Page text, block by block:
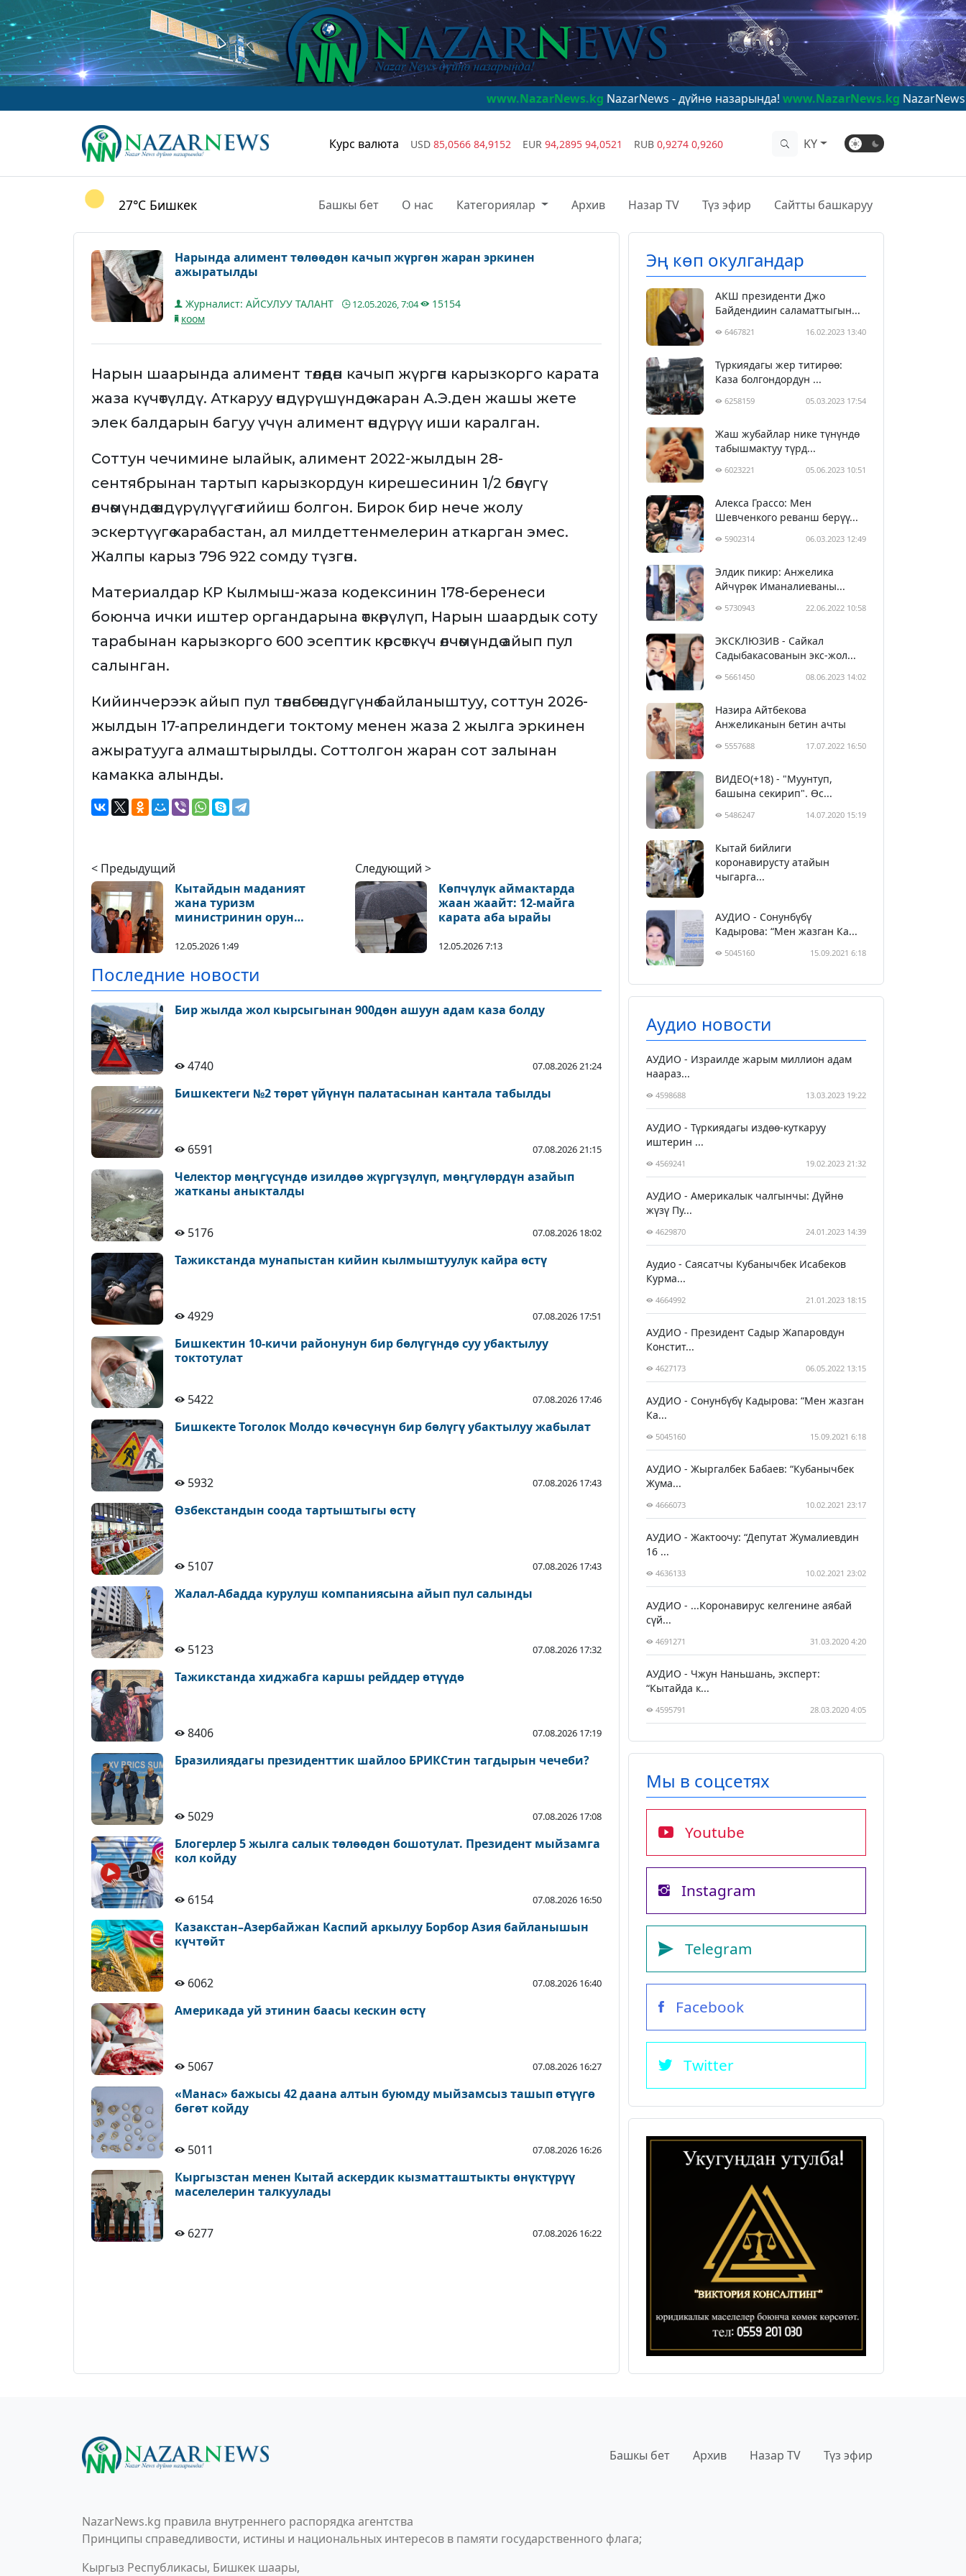
www.NazarNews.kgNazarNews - дүйнө назарында!www.NazarNews.kgNazarNews - в
Курс валюта USD 85,0566 84,9152 EUR 94,2895 94,0521 RUB 0,9274 0,9260 KY
27°C Бишкек Башкы бет О нас Категориялар Архив Назар TV Түз эфир Сайтты башкаруу
Нарында алимент төлөөдөн качып жүргөн жаран эркинен
ажыратылды
Журналист: АЙСУЛУУ ТАЛАНТ 12.05.2026, 7:04
15154
коом
Нарын шаарында алимент төлөөдөн качып жүргөн карызкорго карата
жаза күчөтүлдү. Аткаруу өндүрүшүндө жаран А.Э.ден жашы жете
элек балдарын багуу үчүн алимент өндүрүү иши каралган.
Соттун чечимине ылайык, алимент 2022-жылдын 28-
сентябрынан тартып карызкордун кирешесинин 1/2 бөлүгү
өлчөмүндө өндүрүлүүгө тийиш болгон. Бирок бир нече жолу
эскертүүгө карабастан, ал милдеттенмелерин аткарган эмес.
Жалпы карыз 796 922 сомду түзгөн.
Материалдар КР Кылмыш-жаза кодексинин 178-беренеси
боюнча ички иштер органдарына өткөрүлүп, Нарын шаардык соту
тарабынан карызкорго 600 эсептик көрсөткүч өлчөмүндө айып пул
салынган.
Кийинчерээк айып пул төлөнбөгөндүгүнө байланыштуу, соттун 2026-
жылдын 17-апрелиндеги токтому менен жаза 2 жылга эркинен
ажыратууга алмаштырылды. Соттолгон жаран сот залынан
камакка алынды.
< Предыдущий
Кытайдын маданият
жана туризм
министринин орун
музейине келди
12.05.2026 1:49
Следующий >
Көпчүлүк аймактарда
жаан жаайт: 12-майга
карата аба ырайы
12.05.2026 7:13
Последние новости
Бир жылда жол кырсыгынан 900дөн ашуун адам каза болду
4740 07.08.2026 21:24
Бишкектеги №2 төрөт үйүнүн палатасынан кантала табылды
6591 07.08.2026 21:15
Челектор мөңгүсүндө изилдөө жүргүзүлүп, мөңгүлөрдүн азайып
жатканы аныкталды
5176 07.08.2026 18:02
Тажикстанда мунапыстан кийин кылмыштуулук кайра өстү
4929 07.08.2026 17:51
Бишкектин 10-кичи районунун бир бөлүгүндө суу убактылуу
токтотулат
5422 07.08.2026 17:46
Бишкекте Тоголок Молдо көчөсүнүн бир бөлүгү убактылуу жабылат
5932 07.08.2026 17:43
Өзбекстандын соода тартыштыгы өстү
5107 07.08.2026 17:43
Жалал-Абадда курулуш компаниясына айып пул салынды
5123 07.08.2026 17:32
Тажикстанда хиджабга каршы рейддер өтүүдө
8406 07.08.2026 17:19
Бразилиядагы президенттик шайлоо БРИКСтин тагдырын чечеби?
5029 07.08.2026 17:08
Блогерлер 5 жылга салык төлөөдөн бошотулат. Президент мыйзамга
кол койду
6154 07.08.2026 16:50
Казакстан–Азербайжан Каспий аркылуу Борбор Азия байланышын
күчтөйт
6062 07.08.2026 16:40
Америкада уй этинин баасы кескин өстү
5067 07.08.2026 16:27
«Манас» бажысы 42 даана алтын буюмду мыйзамсыз ташып өтүүгө
бөгөт койду
5011 07.08.2026 16:26
Кыргызстан менен Кытай аскердик кызматташтыкты өнүктүрүү
маселелерин талкуулады
6277 07.08.2026 16:22
Эң көп окулгандар
АКШ президенти Джо
Байдендиин саламаттыгын...
6467821 16.02.2023 13:40
Түркиядагы жер титирөө:
Каза болгондордун ...
6258159 05.03.2023 17:54
Жаш жубайлар нике түнүндө
табышмактуу түрд...
6023221 05.06.2023 10:51
Алекса Грассо: Мен
Шевченкого реванш берүү...
5902314 06.03.2023 12:49
Элдик пикир: Анжелика
Айчүрөк Иманалиеваны...
5730943 22.06.2022 10:58
ЭКСКЛЮЗИВ - Сайкал
Садыбакасованын экс-жол...
5661450 08.06.2023 14:02
Назира Айтбекова
Анжеликанын бетин ачты
5557688 17.07.2022 16:50
ВИДЕО(+18) - "Муунтуп,
башына секирип". Өс...
5486247 14.07.2020 15:19
Кытай бийлиги
коронавирусту атайын
чыгарга...
АУДИО - Сонунбүбү
Кадырова: “Мен жазган Ка...
5045160 15.09.2021 6:18
Аудио новости
АУДИО - Израилде жарым миллион адам
наараз...
4598688 13.03.2023 19:22
АУДИО - Түркиядагы издөө-куткаруу
иштерин ...
4569241 19.02.2023 21:32
АУДИО - Америкалык чалгынчы: Дүйнө
жүзү Пу...
4629870 24.01.2023 14:39
Аудио - Саясатчы Кубанычбек Исабеков
Курма...
4664992 21.01.2023 18:15
АУДИО - Президент Садыр Жапаровдун
Констит...
4627173 06.05.2022 13:15
АУДИО - Сонунбүбү Кадырова: “Мен жазган
Ка...
5045160 15.09.2021 6:18
АУДИО - Жыргалбек Бабаев: “Кубанычбек
Жума...
4666073 10.02.2021 23:17
АУДИО - Жактоочу: “Депутат Жумалиевдин
16 ...
4636133 10.02.2021 23:02
АУДИО - ...Коронавирус келгенине аябай
сүй...
4691271 31.03.2020 4:20
АУДИО - Чжун Наньшань, эксперт:
“Кытайда к...
4595791 28.03.2020 4:05
Мы в соцсетях
Youtube
Instagram
Telegram
Facebook
Twitter
Башкы бет Архив Назар TV Түз эфир
NazarNews.kg правила внутреннего распорядка агентства
Принципы справедливости, истины и национальных интересов в памяти государственного флага;
Кыргыз Республикасы, Бишкек шаары,